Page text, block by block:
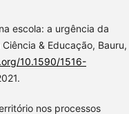
escola: a urgência da
& Educação, Bauru,
10.1590/1516-
nos processos